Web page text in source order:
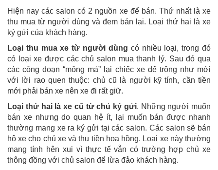
Hiện nay các salon có 2 nguồn xe để bán. Thứ nhất là xe
thu mua từ người dùng và đem bán lại. Loại thứ hai là xe
ký gửi của khách hàng.
Loại thu mua xe từ người dùng có nhiều loại, trong đó
có loại xe được các chủ salon mua thanh lý. Sau đó qua
các công đoạn “mông má” lại chiếc xe để trông như mới
với lời rao quen thuộc: chủ cũ là người kỹ tính, cần tiền
mới phải bán xe nên xe đi rất giữ.
Loại thứ hai là xe cũ từ chủ ký gửi. Những người muốn
bán xe nhưng do quan hệ ít, lại muốn bán được nhanh
thường mang xe ra ký gửi tại các salon. Các salon sẽ bán
hộ xe cho chủ xe và thu tiền hoa hồng. Loại xe này thường
mang tính hên xui vì thực tế vẫn có trường hợp chủ xe
thông đồng với chủ salon để lừa đảo khách hàng.